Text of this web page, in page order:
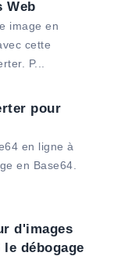
Web
image en
cette
P...
pour
en ligne à
en Base64.
d'images
débogage